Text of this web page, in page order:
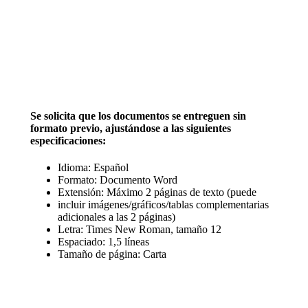
Se solicita que los documentos se entreguen sin
formato previo, ajustándose a las siguientes
especificaciones:
Idioma: Español
Formato: Documento Word
Extensión: Máximo 2 páginas de texto (puede
incluir imágenes/gráficos/tablas complementarias
adicionales a las 2 páginas)
Letra: Times New Roman, tamaño 12
Espaciado: 1,5 líneas
Tamaño de página: Carta